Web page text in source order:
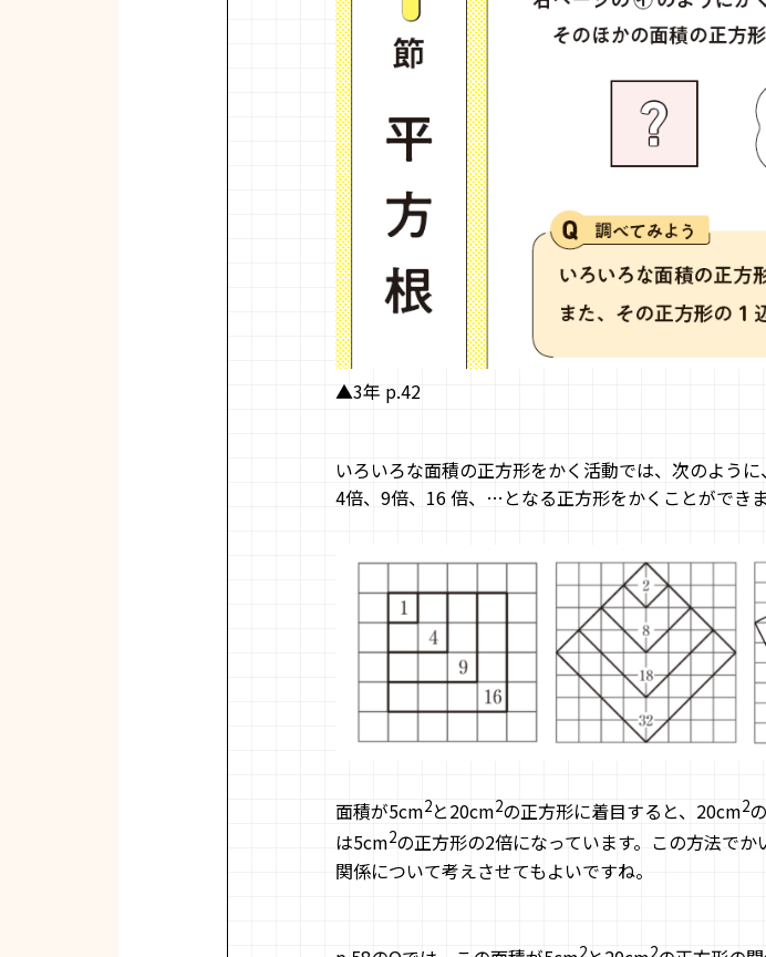
▲3年 p.42
いろいろな面積の正方形をかく活動では、次のよう
4倍、9倍、16 倍、…となる正方形をかくことができま
面積が5cm2と20cm2の正方形に着目すると、20cm2
は5cm2の正方形の2倍になっています。この方法で
関係について考えさせてもよいですね。
2 2